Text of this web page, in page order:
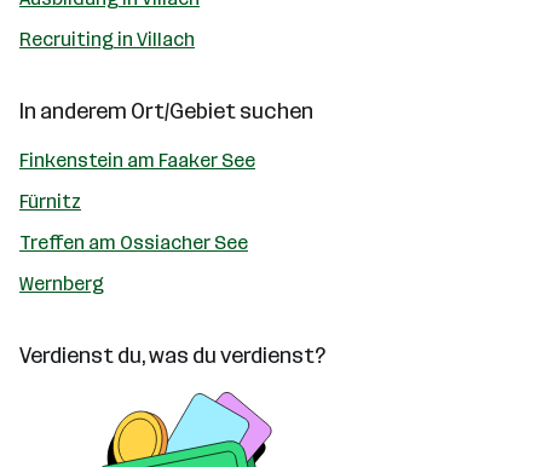
Recruiting in Villach
In anderem Ort/Gebiet suchen
Finkenstein am Faaker See
Fürnitz
Treffen am Ossiacher See
Wernberg
Verdienst du, was du verdienst?